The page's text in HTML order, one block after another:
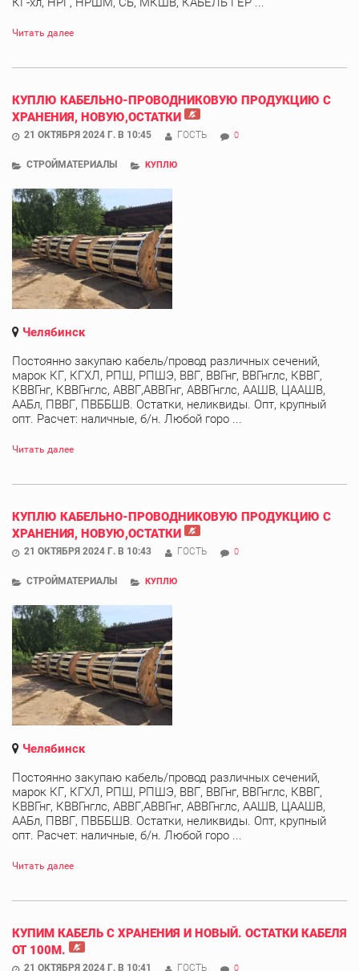
Читать далее
КУПЛЮ КАБЕЛЬНО-ПРОВОДНИКОВУЮ ПРОДУКЦИЮ С
ХРАНЕНИЯ, НОВУЮ,ОСТАТКИ
21 ОКТЯБРЯ 2024 Г. В 10:45 ГОСТЬ 0
СТРОЙМАТЕРИАЛЫ КУПЛЮ
Челябинск
Постоянно закупаю кабель/провод различных сечений,
марок КГ, КГХЛ, РПШ, РПШЭ, ВВГ, ВВГнг, ВВГнглс, КВВГ,
КВВГнг, КВВГнглс, АВВГ,АВВГнг, АВВГнглс, ААШВ, ЦААШВ,
ААБл, ПВВГ, ПВББШВ. Остатки, неликвиды. Опт, крупный
опт. Расчет: наличные, б/н. Любой горо ...
Читать далее
КУПЛЮ КАБЕЛЬНО-ПРОВОДНИКОВУЮ ПРОДУКЦИЮ С
ХРАНЕНИЯ, НОВУЮ,ОСТАТКИ
21 ОКТЯБРЯ 2024 Г. В 10:43 ГОСТЬ 0
СТРОЙМАТЕРИАЛЫ КУПЛЮ
Челябинск
Постоянно закупаю кабель/провод различных сечений,
марок КГ, КГХЛ, РПШ, РПШЭ, ВВГ, ВВГнг, ВВГнглс, КВВГ,
КВВГнг, КВВГнглс, АВВГ,АВВГнг, АВВГнглс, ААШВ, ЦААШВ,
ААБл, ПВВГ, ПВББШВ. Остатки, неликвиды. Опт, крупный
опт. Расчет: наличные, б/н. Любой горо ...
Читать далее
КУПИМ КАБЕЛЬ С ХРАНЕНИЯ И НОВЫЙ. ОСТАТКИ КАБЕЛЯ
ОТ 100М.
21 ОКТЯБРЯ 2024 Г. В 10:41 ГОСТЬ 0